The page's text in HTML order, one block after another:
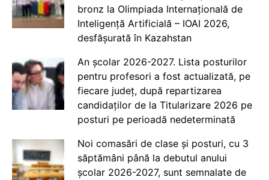
bronz la Olimpiada Internațională de
Inteligență Artificială – IOAI 2026,
desfășurată în Kazahstan
An școlar 2026-2027. Lista posturilor
pentru profesori a fost actualizată, pe
fiecare județ, după repartizarea
candidaților de la Titularizare 2026 pe
posturi pe perioadă nedeterminată
Noi comasări de clase și posturi, cu 3
săptămâni până la debutul anului
școlar 2026-2027, sunt semnalate de